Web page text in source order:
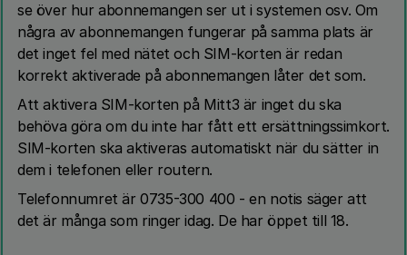
se över hur abonnemangen ser ut i systemen osv. Om
några av abonnemangen fungerar på samma plats är
det inget fel med nätet och SIM-korten är redan
korrekt aktiverade på abonnemangen låter det som.
Att aktivera SIM-korten på Mitt3 är inget du ska
behöva göra om du inte har fått ett ersättningssimkort.
SIM-korten ska aktiveras automatiskt när du sätter in
dem i telefonen eller routern.
Telefonnumret är 0735-300 400 - en notis säger att
det är många som ringer idag. De har öppet till 18.